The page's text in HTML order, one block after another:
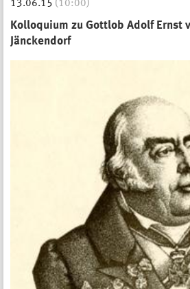
13.06.15 (10:00)
Kolloquium zu Gottlob Adolf Ernst
Jänckendorf